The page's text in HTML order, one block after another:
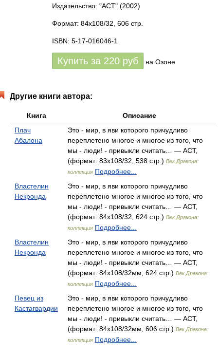
Издательство: "АСТ" (2002)
Формат: 84x108/32, 606 стр.
ISBN: 5-17-016046-1
Купить за 220 руб на Озоне
Другие книги автора:
Книга
Описание
Плач
Абалона
Это - мир, в яви которого причудливо
переплетено многое и многое из того, что
мы - люди! - привыкли считать… — АСТ,
(формат: 83x108/32, 538 стр.) Век Дракона:
коллекция Подробнее...
Властелин
Некронда
Это - мир, в яви которого причудливо
переплетено многое и многое из того, что
мы - люди! - привыкли считать… — АСТ,
(формат: 84x108/32, 624 стр.) Век Дракона:
коллекция Подробнее...
Властелин
Некронда
Это - мир, в яви которого причудливо
переплетено многое и многое из того, что
мы - люди! - привыкли считать… — АСТ,
(формат: 84x108/32мм, 624 стр.) Век Дракона:
коллекция Подробнее...
Певец из
Кастагвардии
Это - мир, в яви которого причудливо
переплетено многое и многое из того, что
мы - люди! - привыкли считать… — АСТ,
(формат: 84x108/32мм, 606 стр.) Век Дракона:
коллекция Подробнее...